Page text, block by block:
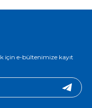
için e-bültenimize kayıt